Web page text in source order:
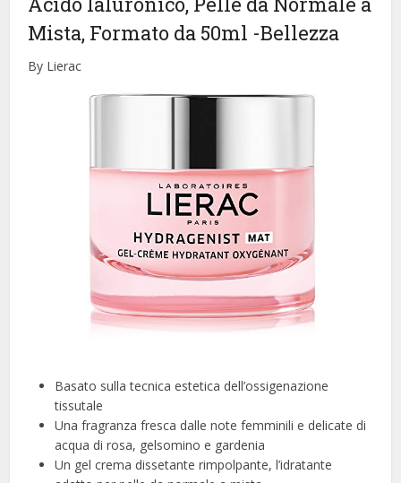
Mista, Formato da 50ml -Bellezza
By Lierac
Basato sulla tecnica estetica dell’ossigenazione
tissutale
Una fragranza fresca dalle note femminili e delicate di
acqua di rosa, gelsomino e gardenia
Un gel crema dissetante rimpolpante, l’idratante